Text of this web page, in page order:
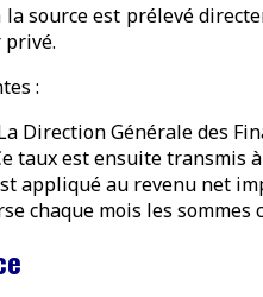
source est prélevé
privé.
:
Direction Générale des
taux est ensuite transmis
appliqué au revenu net
chaque mois les